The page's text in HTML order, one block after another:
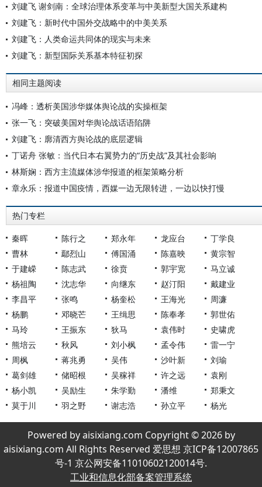
刘建飞 谢剑南：全球治理体系变革与中美新型大国关系建构
刘建飞：新时代中国外交战略中的中美关系
刘建飞：人类命运共同体的现实与未来
刘建飞：新型国际关系基本特征初探
相同主题阅读
冯峰：透析美国涉华媒体舆论战的实操框架
张一飞：突破美国对华舆论战话语陷阱
刘建飞：廓清西方舆论战的底层逻辑
丁诺舟 张敏：当代日本右翼势力的“历史战”及其社会影响
林斯娴：西方主流媒体涉华报道的框架策略分析
章永乐：报道中国疫情，西媒一边无限转进，一边以快打慢
热门专栏
秦晖 陈行之 郑永年 龙应台
丁学良
曹林
鄢烈山 傅国涌 陈嘉映
黄宗智
于建嵘
陈志武 徐贲 郭宇宽
马立诚
杨祖陶
沈志华 向继东 赵汀阳
戴建业
李昌平
张鸣 杨奎松 王海光
周濂
杨鹏
邓晓芒 王缉思 陈奉孝
郭世佑
马玲
王振东 狄马 袁伟时
史啸虎
熊培云
秋风 刘小枫 孟令伟
雷一宁
周枫
蒋兆勇 吴伟 沙叶新
刘瑜
葛剑雄
储昭根 吴稼祥 许之远
袁刚
杨小凯
吴励生 朱学勤 潘维
郑秉文
莫于川
羽之野 谢志浩 孙立平 杨光
Powered by aisixiang.com Copyright © 2026 by
aisixiang.com All Rights Reserved 爱思想 京ICP备12007865
号-1 京公网安备11010602120014号.
工业和信息化部备案管理系统